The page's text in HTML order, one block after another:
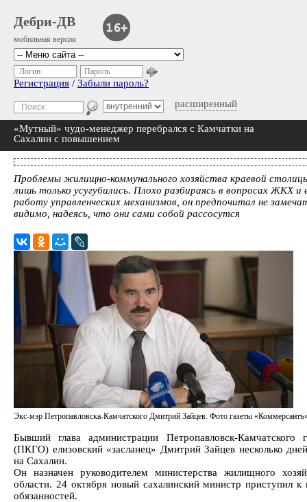
Дебри-ДВ
мобильная версия
расширенный
Логин Пароль
Регистрация / Забыли пароль?
«Мутный» чудо-менеджер перебрался с Камчатки на
Сахалин с повышением
Проблемы жилищно-коммунального хозяйства краевой
лишь только усугубились. Плохо разбираясь в вопросах ЖКХ
работу управленческих механизмов, он предпочитал не
видимо, надеясь, что они сами собой рассосутся
Экс-мэр Петропавловска-Камчатского Дмитрий Зайцев. Фото газеты
Бывший глава администрации Петропавловск-Камчатского
(ПКГО) елизовский «засланец» Дмитрий Зайцев несколько
на Сахалин.
Он назначен руководителем министерства жилищного
области. 24 октября новый сахалинский министр приступил к
обязанностей.